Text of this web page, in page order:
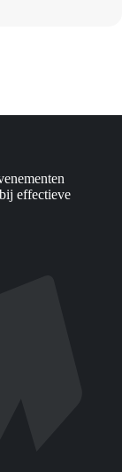
effectieve